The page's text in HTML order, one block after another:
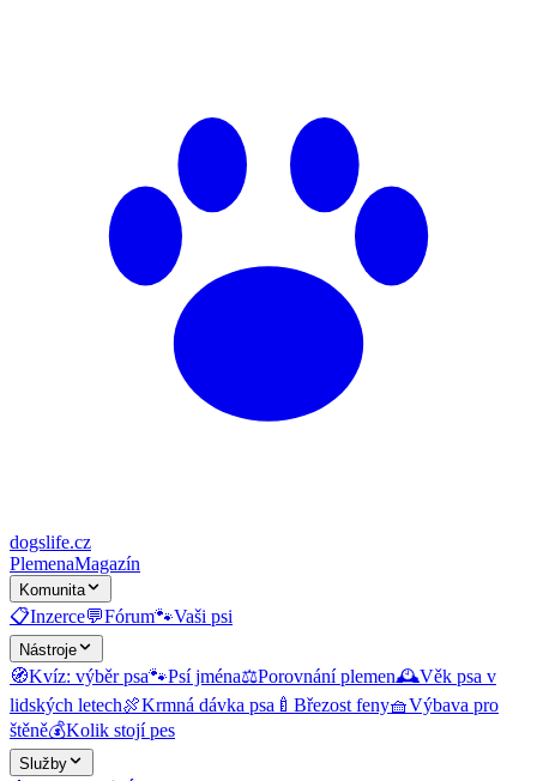
dogslife.cz
PlemenaMagazín
Komunita
📋Inzerce💬Fórum🐾Vaši psi
Nástroje
🧭Kvíz: výběr psa🐾Psí jména⚖️Porovnání plemen🕰️Věk psa v
lidských letech🍖Krmná dávka psa 🍼 Březost feny🧺Výbava pro
štěně💰Kolik stojí pes
Služby